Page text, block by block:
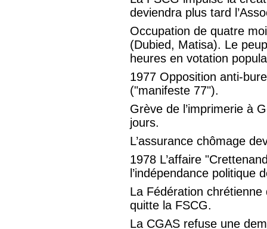
deviendra plus tard
Occupation de quatre
(Dubied, Matisa). Le
heures en votation
1977 Opposition anti-
("manifeste 77").
Grève de l’imprimerie à
jours.
L’assurance chômage
1978 L’affaire
l’indépendance politique
La Fédération
quitte la FSCG.
La CGAS refuse une